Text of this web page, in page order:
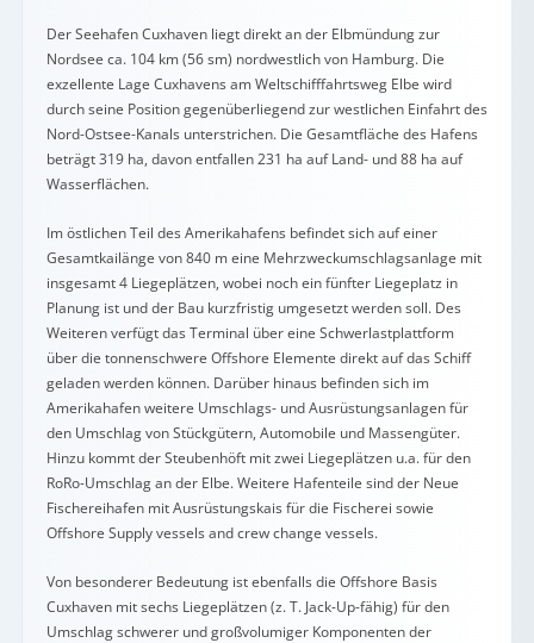
Der Seehafen Cuxhaven liegt direkt an der Elbmündung zur
Nordsee ca. 104 km (56 sm) nordwestlich von Hamburg. Die
exzellente Lage Cuxhavens am Weltschifffahrtsweg Elbe wird
durch seine Position gegenüberliegend zur westlichen Einfahrt des
Nord-Ostsee-Kanals unterstrichen. Die Gesamtfläche des Hafens
beträgt 319 ha, davon entfallen 231 ha auf Land- und 88 ha auf
Wasserflächen.
Im östlichen Teil des Amerikahafens befindet sich auf einer
Gesamtkailänge von 840 m eine Mehrzweckumschlagsanlage mit
insgesamt 4 Liegeplätzen, wobei noch ein fünfter Liegeplatz in
Planung ist und der Bau kurzfristig umgesetzt werden soll. Des
Weiteren verfügt das Terminal über eine Schwerlastplattform
über die tonnenschwere Offshore Elemente direkt auf das Schiff
geladen werden können. Darüber hinaus befinden sich im
Amerikahafen weitere Umschlags- und Ausrüstungsanlagen für
den Umschlag von Stückgütern, Automobile und Massengüter.
Hinzu kommt der Steubenhöft mit zwei Liegeplätzen u.a. für den
RoRo-Umschlag an der Elbe. Weitere Hafenteile sind der Neue
Fischereihafen mit Ausrüstungskais für die Fischerei sowie
Offshore Supply vessels and crew change vessels.
Von besonderer Bedeutung ist ebenfalls die Offshore Basis
Cuxhaven mit sechs Liegeplätzen (z. T. Jack-Up-fähig) für den
Umschlag schwerer und großvolumiger Komponenten der